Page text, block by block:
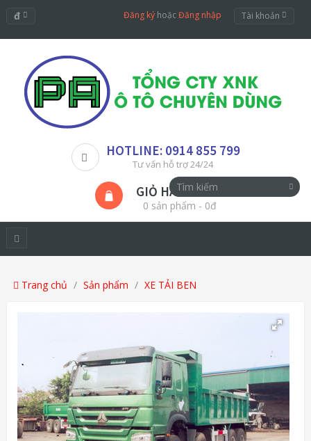
đ Đăng ký hoặcĐăng nhập Tài khoản
HOTLINE: 0914 855 799
Tư vấn hỗ trợ 24/24
GIỎ HÀNG
0 sản phẩm - 0đ
Trang chủ Sản phẩm XE TẢI BEN